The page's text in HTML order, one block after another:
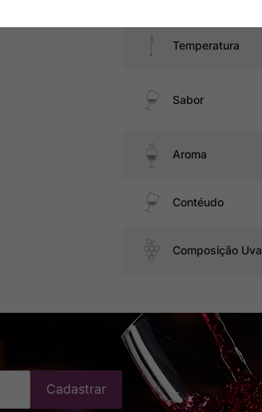
Temperatura
Sabor
Aroma
Contéudo
Composição Uva
Cadastrar